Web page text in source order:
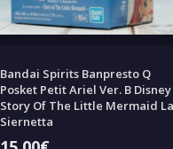
Bandai Spirits Banpresto Q
Posket Petit Ariel Ver. B Disney
Story Of The Little Mermaid La
Siernetta